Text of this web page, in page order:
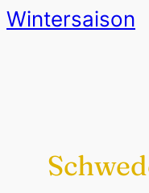
Wintersaison